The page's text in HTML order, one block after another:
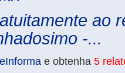
ao
-...
eInforma e obtenha 5